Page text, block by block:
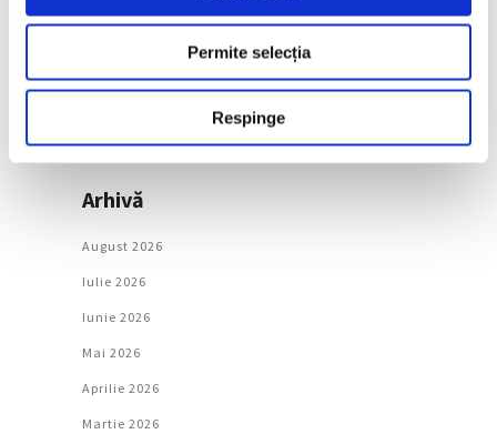
Permite selecția
Respinge
Societate
Urmăreşte-ne pe
Arhivă
August 2026
Iulie 2026
Iunie 2026
Mai 2026
Aprilie 2026
Martie 2026